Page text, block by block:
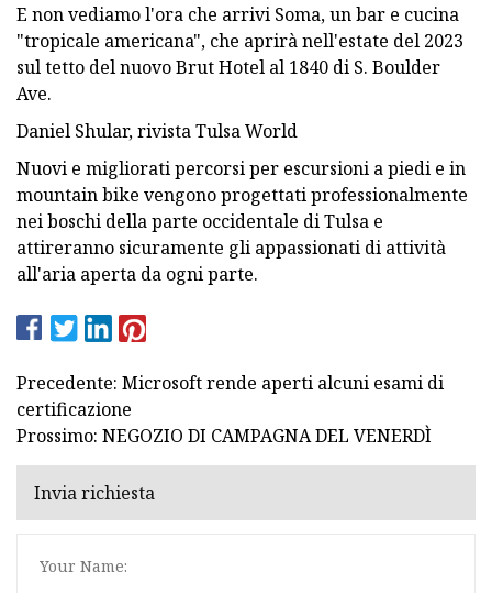
E non vediamo l'ora che arrivi Soma, un bar e cucina
"tropicale americana", che aprirà nell'estate del 2023
sul tetto del nuovo Brut Hotel al 1840 di S. Boulder
Ave.
Daniel Shular, rivista Tulsa World
Nuovi e migliorati percorsi per escursioni a piedi e in
mountain bike vengono progettati professionalmente
nei boschi della parte occidentale di Tulsa e
attireranno sicuramente gli appassionati di attività
all'aria aperta da ogni parte.
Precedente: Microsoft rende aperti alcuni esami di
certificazione
Prossimo: NEGOZIO DI CAMPAGNA DEL VENERDÌ
Invia richiesta